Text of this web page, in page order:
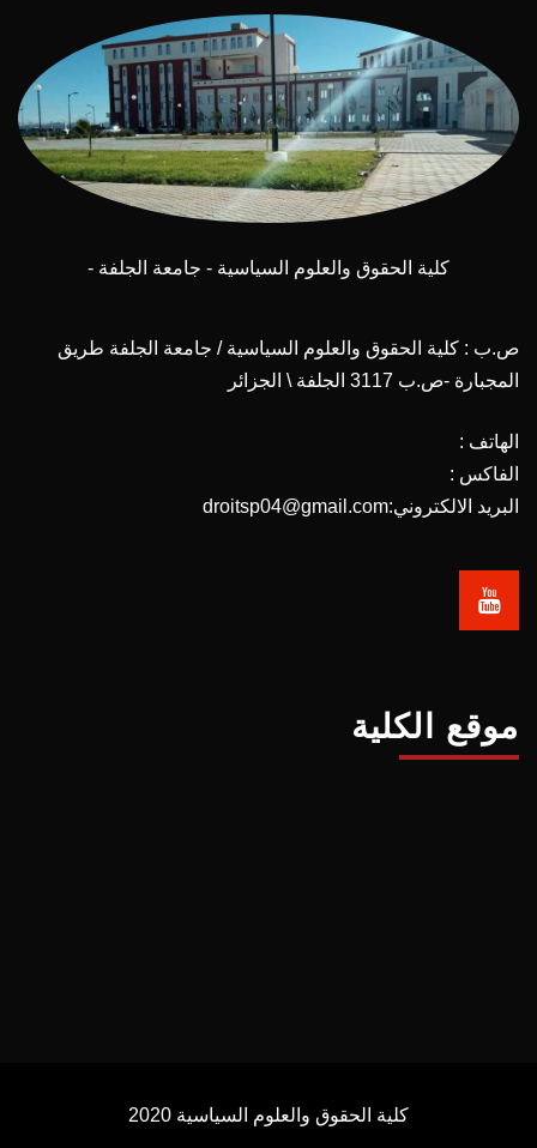
كلية الحقوق والعلوم السياسية - جامعة الجلفة -
ص.ب : كلية الحقوق والعلوم السياسية / جامعة الجلفة طريق
المجبارة -ص.ب 3117 الجلفة \ الجزائر
الهاتف :
الفاكس :
البريد الالكتروني:droitsp04@gmail.com
موقع الكلية
كلية الحقوق والعلوم السياسية 2020